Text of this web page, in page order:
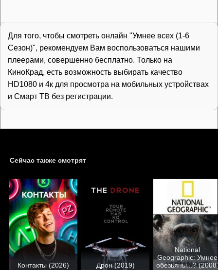
Для того, чтобы смотреть онлайн "Умнее всех (1-6
Сезон)", рекомендуем Вам воспользоваться нашими
плеерами, совершенно бесплатно. Только на
КиноКрад, есть возможность выбирать качество
HD1080 и 4к для просмотра на мобильных устройствах
и Смарт ТВ без регистрации.
Сейчас также смотрят
Контакты (2026) Дрон (2019)
National
Geographic: Умнее
обезьяны...?